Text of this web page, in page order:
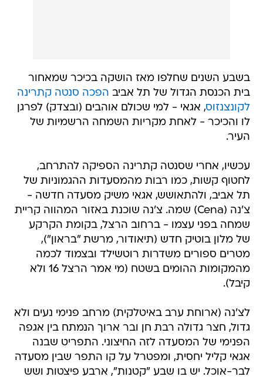
בשבע השנים שחלפו מאז הושקה בכיכר שמאחור
בית הכנסת הגדול של תל אביב הפכה סנטה קתרינה
לקונצנזוס, אגאי - למי שכולם אוהבים (ובצדק) לפרגן
לו והכיכר - לאחת מקריות השמחה הרשמיות של
העיר.
עכשיו, אחרי שסנטה קתרינה הספיקה להתרחב,
לחטוף קשות, כמו רבות מהמסעדות ההגמוניות של
תל אביב, ולהתאושש, אגאי משיק מסעדה חדשה -
צ'נה (Cena) שמה. צ'נה שוכנת באזור המהווה קריית
שמחה בפני עצמו - ברחוב הרצל, בקומת הקרקע
של מלון בוטיק חדש (תיאודור, מרשת "בראון"),
מטרים ספורים משדרות רוטשילד ובצמוד לכמה
מהמקומות ההומים בשטח (מי אמר הרצל 16 ולא
קיבל).
לצ'נה (ארוחת ערב באיטלקית) מרחב פנימי נעים ולא
גדול, חצר גדולה רבת חן ובר ארוך הנמתח בין אגפה
הפנימי של המסעדה לזה החיצוני. התפריט שבנה
אגאי קליל יחסית, ומפטרל על קו התפר שבין מסעדה
לבר-אוכל. יש בו שבע "קטנות", ארבע פיצטות ושש